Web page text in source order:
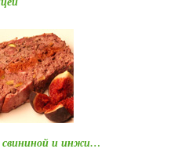
и инжи…